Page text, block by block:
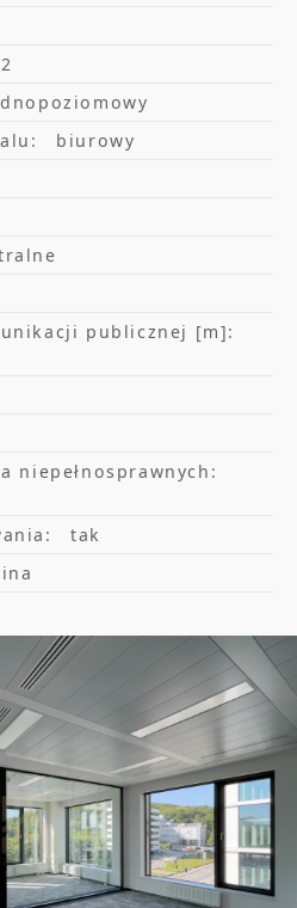
LED
techniczne
pracy
mkw
30,00 PLN/mkw
wspólnej ok.
liczników
zachęt dla
czynszowe oraz
szczegółów oraz na
w dogodnym terminie.
biurowy
publicznej [m]:
niepełnosprawnych:
tak